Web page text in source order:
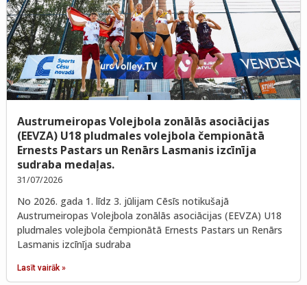
Austrumeiropas Volejbola zonālās asociācijas
(EEVZA) U18 pludmales volejbola čempionātā
Ernests Pastars un Renārs Lasmanis izcīnīja
sudraba medaļas.
31/07/2026
No 2026. gada 1. līdz 3. jūlijam Cēsīs notikušajā
Austrumeiropas Volejbola zonālās asociācijas (EEVZA) U18
pludmales volejbola čempionātā Ernests Pastars un Renārs
Lasmanis izcīnīja sudraba
Lasīt vairāk »